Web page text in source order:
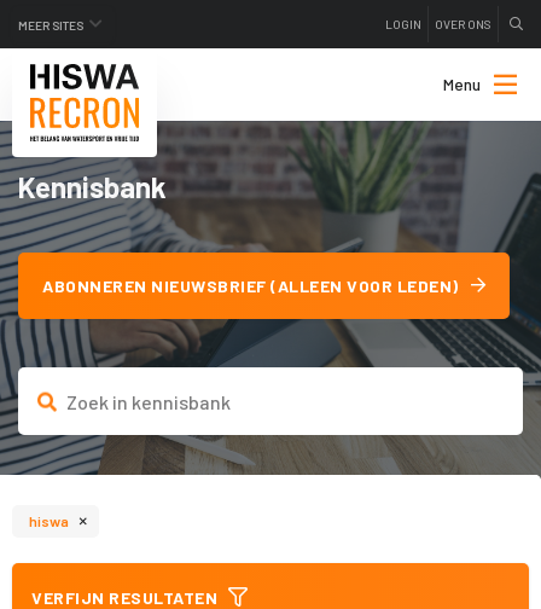
MEER SITES LOGIN OVER ONS
Menu
Kennisbank
ABONNEREN NIEUWSBRIEF (ALLEEN VOOR LEDEN)
hiswa ×
VERFIJN RESULTATEN